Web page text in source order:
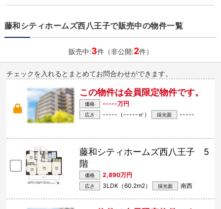
藤和シティホームズ西八王子で販売中の物件一覧
販売中:3件（非公開:2件）
チェックを入れるとまとめてお問合わせができます。
この物件は会員限定物件です。
価格 -----万円
広さ -----（-----㎡） 採光面 -----
藤和シティホームズ西八王子 5
階
価格 2,890万円
広さ 3LDK（60.2m2） 採光面 南西